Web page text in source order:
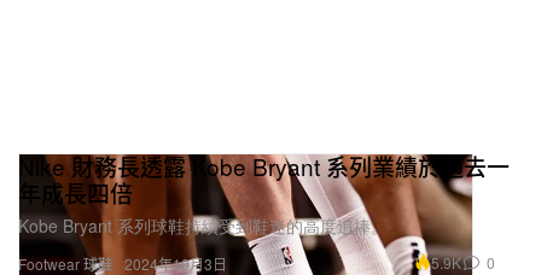
Footwear 球鞋
Nike 財務長透露 Kobe Bryant 系列業績於過去一
年成長四倍
Kobe Bryant 系列球鞋持續受到鞋迷的高度追捧。
2024年10月3日 5.9K 0